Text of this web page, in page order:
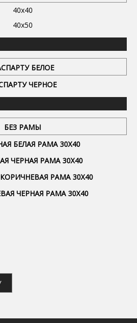
40x40
40x50
БЕЛОЕ
ЧЕРНОЕ
БЕЗ РАМЫ
БЕЛАЯ РАМА 30Х40
ЧЕРНАЯ РАМА 30Х40
РАМА 30Х40
ЧЕРНАЯ РАМА 30Х40